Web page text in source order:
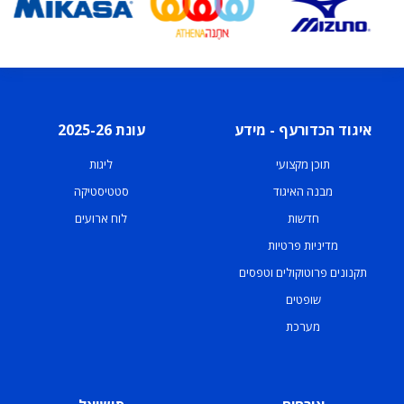
איגוד הכדורעף - מידע
תוכן מקצועי
מבנה האיגוד
חדשות
מדיניות פרטיות
תקנונים פרוטוקולים וטפסים
שופטים
מערכת
עונת 2025-26
ליגות
סטטיסטיקה
לוח ארועים